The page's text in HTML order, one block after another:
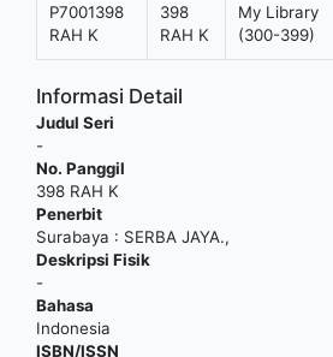
P7001398
RAH K
398
RAH K
My Library
(300-399)
Informasi Detail
Judul Seri
-
No. Panggil
398 RAH K
Penerbit
Surabaya : SERBA JAYA.,
Deskripsi Fisik
-
Bahasa
Indonesia
ISBN/ISSN